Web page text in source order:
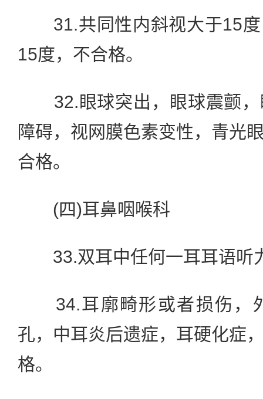
31.共同性内斜视大于15度
15度，不合格。
32.眼球突出，眼球震颤，
障碍，视网膜色素变性，青光
合格。
(四)耳鼻咽喉科
33.双耳中任何一耳耳语听
34.耳廓畸形或者损伤，
孔，中耳炎后遗症，耳硬化症
格。